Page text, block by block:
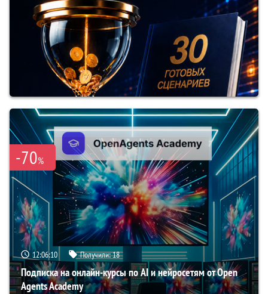
-70%
12:06:09 Получили:18
Подписка на онлайн-курсы по AI и нейросетям от Open
Agents Academy